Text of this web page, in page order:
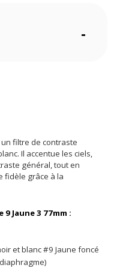
-
filtre de contraste
Il accentue les ciels,
général, tout en
fidèle grâce à la
Jaune 3 77mm :
et blanc #9 Jaune foncé